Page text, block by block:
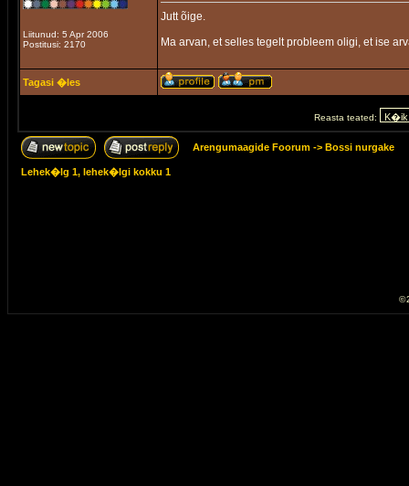
Liitunud: 5 Apr 2006
Postitusi: 2170
Jutt õige.
Ma arvan, et selles tegelt probleem oligi, et ise
Tagasi �les
Reasta teated:
Arengumaagide Foorum -> Bossi nurgake
Lehek�lg 1, lehek�lgi kokku 1
©